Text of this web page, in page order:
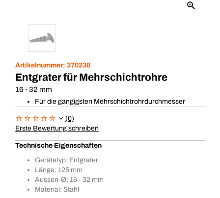
Artikelnummer: 370230
Entgrater für Mehrschichtrohre
16 - 32 mm
Für die gängigsten Mehrschichtrohrdurchmesser
(0)
Erste Bewertung schreiben
Technische Eigenschaften
Gerätetyp: Entgrater
Länge: 125 mm
Aussen-Ø: 16 - 32 mm
Material: Stahl